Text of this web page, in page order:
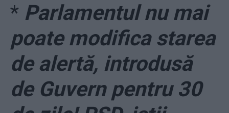
* Parlamentul nu mai
poate modifica starea
de alertă, introdusă
de Guvern pentru 30